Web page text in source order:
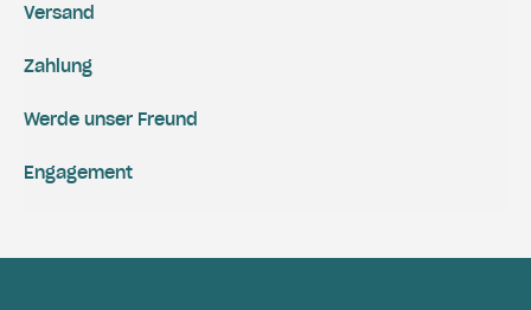
Versand
Zahlung
Engagement
Werde unser Freund